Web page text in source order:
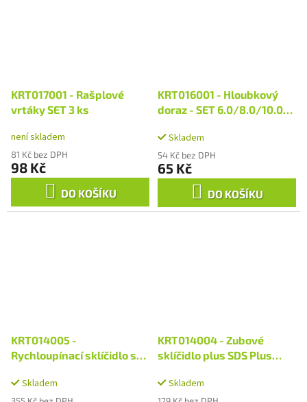
KRT017001 - Rašplové
vrtáky SET 3 ks
není skladem
81 Kč bez DPH
98 Kč
DO KOŠÍKU
KRT016001 - Hloubkový
doraz - SET 6.0/8.0/10.0
Skladem
54 Kč bez DPH
65 Kč
DO KOŠÍKU
KRT014005 -
Rychloupínací sklíčidlo se
Skladem
KRT014004 - Zubové
sklíčidlo plus SDS Plus
Skladem